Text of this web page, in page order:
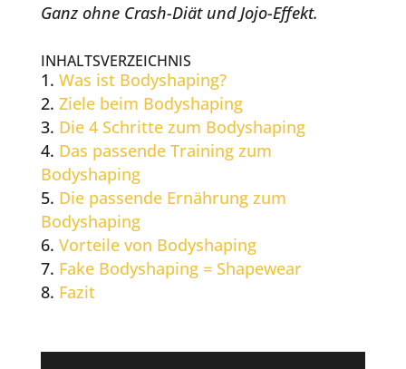
Ganz ohne Crash-Diät und Jojo-Effekt.
INHALTSVERZEICHNIS
Was ist Bodyshaping?
Ziele beim Bodyshaping
Die 4 Schritte zum Bodyshaping
Das passende Training zum
Bodyshaping
Die passende Ernährung zum
Bodyshaping
Vorteile von Bodyshaping
Fake Bodyshaping = Shapewear
Fazit